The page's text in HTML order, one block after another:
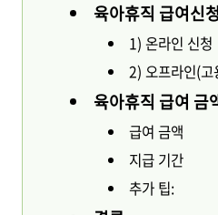
육아휴직 급여신
1) 온라인 신청
2) 오프라인(고
육아휴직 급여 금
급여 금액
지급 기간
추가 팁: